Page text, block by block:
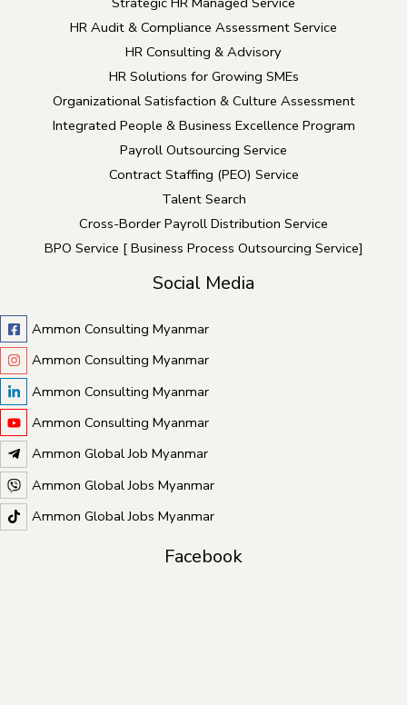
HR Audit & Compliance Assessment Service
HR Consulting & Advisory
HR Solutions for Growing SMEs
Organizational Satisfaction & Culture Assessment
Integrated People & Business Excellence Program
Payroll Outsourcing Service
Contract Staffing (PEO) Service
Talent Search
Cross-Border Payroll Distribution Service
BPO Service [ Business Process Outsourcing Service]
Social Media
Ammon Consulting Myanmar
Ammon Consulting Myanmar
Ammon Consulting Myanmar
Ammon Consulting Myanmar
Ammon Global Job Myanmar
Ammon Global Jobs Myanmar
Ammon Global Jobs Myanmar
Facebook